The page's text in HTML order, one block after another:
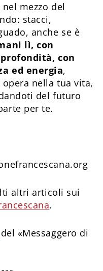
mezzo del
stacci,
anche se è
lì, con
con
ed energia,
nella tua vita,
del futuro
per te.
altri articoli sui
.
del «Messaggero di